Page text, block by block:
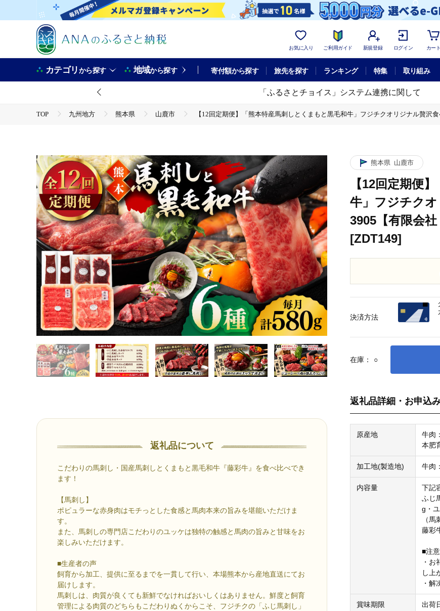
お気に入り ご利用ガイド 新規登録 ログイン カート
カテゴリから探す 地域から探す 寄付額から探す 旅先を探す ランキング 特集 取り組み
「ふるさとチョイス」システム連携に関して
TOP 九州地方 熊本県 山鹿市
【12回定期便】「熊本特産馬刺しとくまもと黒毛和牛」フジチクオリジナル贅沢
返礼品について
こだわりの馬刺し・国産馬刺しとくまもと黒毛和牛『藤彩牛』を食べ比べでき
ます！
【馬刺し】
ポピュラーな赤身肉はモチっとした食感と馬肉本来の旨みを堪能いただけま
す。
また、馬刺しの専門店こだわりのユッケは独特の触感と馬肉の旨みと甘味をお
楽しみいただけます。
■生産者の声
飼育から加工、提供に至るまでを一貫して行い、本場熊本から産地直送にてお
届けします。
馬刺しは、肉質が良くても新鮮でなければおいしくはありません。鮮度と飼育
管理による肉質のどちらもこだわりぬくからこそ、フジチクの「ふじ馬刺し」
熊本県 山鹿市
【12回定期便
牛」フジチク
3905【有限会
[ZDT149]
在庫： ○
返礼品詳細・お申込
原産地
牛肉
本肥
加工地(製造地) 牛肉
内容量
下記
ふじ
g・
（
藤彩
■注
・
し上
・解
賞味期限 出荷
決済方法